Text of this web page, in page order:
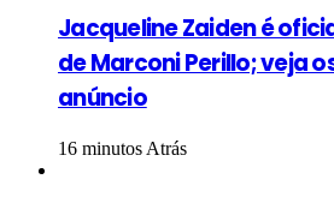
Jacqueline Zaiden é
de Marconi Perillo; veja
anúncio
16 minutos Atrás